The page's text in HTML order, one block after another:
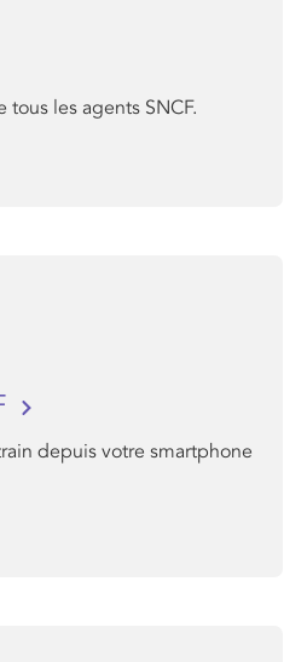
tous les agents SNCF.
depuis votre smartphone